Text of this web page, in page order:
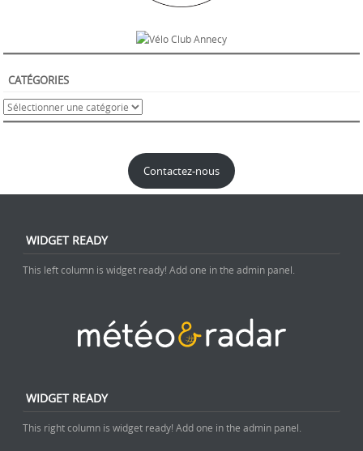
CATÉGORIES
Contactez-nous
WIDGET READY
This left column is widget ready! Add one in the admin panel.
WIDGET READY
This right column is widget ready! Add one in the admin panel.